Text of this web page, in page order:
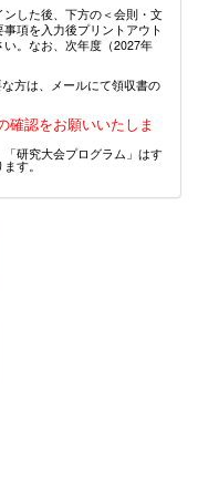
した後、下方の＜会則・文
項を入力後プリントアウト
。なお、次年度（2027年
方は、メールにて領収書の
認をお願いいたしま
研究大会プログラム」はす
ます。